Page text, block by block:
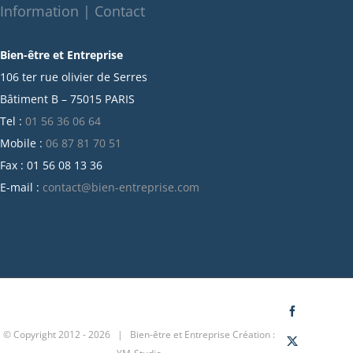
octobre 2021
juillet 2021
juin 2021
mai 2021
avril 2021
mars 2021
février 2021
janvier 2021
juin 2020
Information | Contact
Bien-être et Entreprise
106 ter rue olivier de Serres
Bâtiment B – 75015 PARIS
Tel : 01 56 36 06 64
Mobile : 06 87 81 70 51
Fax : 01 56 08 13 36
E-mail : contact@bien-entreprise.com
© Copyright 2012 -2026 | Bien-être et Entreprise Création :
Facebook
X